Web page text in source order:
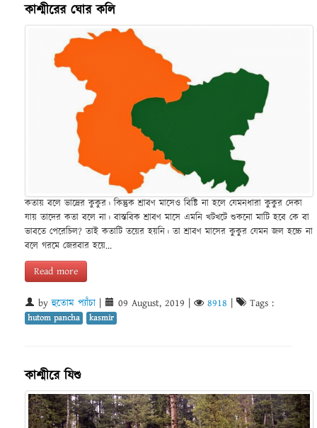
কাশ্মীরের ঘোর কলি
কতায় বলে ভাদ্রের কুকুর। কিন্তুক শ্রাবণ মাসেও বিষ্টি না হলে যেমনধারা কুকুর দেকা
যায় তাদের কতা বলে না। বাস্তবিক শ্রাবণ মাসে এমনি খটখটে শুকনো মাটি হবে কে বা
ভাবতে পেরেচিল? তাই কতাটি তয়ের হয়নি। তা শ্রাবণ মাসের কুকুর যেমন জল হচ্চে না
বলে গরমে জেরবার হয়ে...
Read more
byহুতোম প্যাঁচা | 09 August, 2019 | 8918 | Tags :
hutom pancha kasmir
কাশ্মীরে যিশু